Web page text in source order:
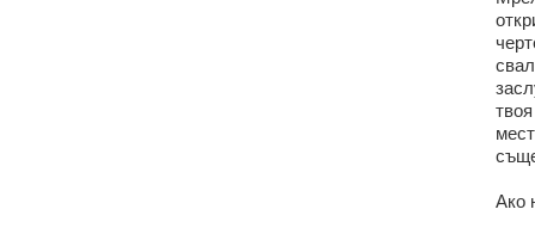
Ако